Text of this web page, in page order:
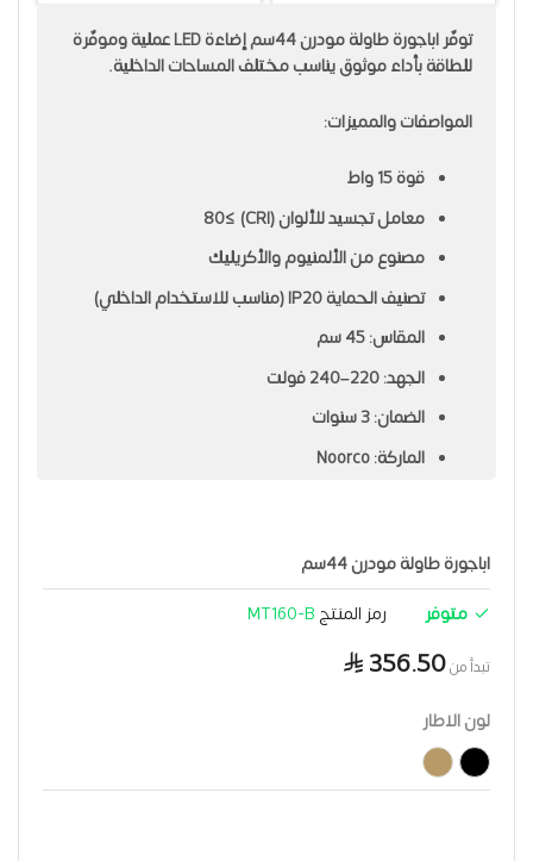
توفّر اباجورة طاولة مودرن 44سم إضاءة LED عملية وموفّرة
للطاقة بأداء موثوق يناسب مختلف المساحات الداخلية.
المواصفات والمميزات:
قوة 15 واط
معامل تجسيد للألوان (CRI) ≥80
مصنوع من الألمنيوم والأكريليك
تصنيف الحماية IP20 (مناسب للاستخدام الداخلي)
المقاس: 45 سم
الجهد: 220–240 فولت
الضمان: 3 سنوات
الماركة: Noorco
اباجورة طاولة مودرن 44سم
متوفر
رمز المنتج MT160-B
تبدأ من356.50
لون الاطار